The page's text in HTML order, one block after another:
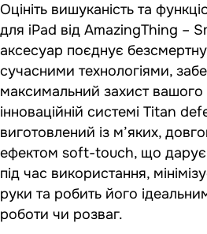
Оцініть вишуканість та
для iPad від AmazingThing –
аксесуар поєднує безсмертну
сучасними технологіями,
максимальний захист
інноваційній системі Titan
виготовлений із м’яких,
ефектом soft-touch, що дарує
під час використання,
руки та робить його
роботи чи розваг.